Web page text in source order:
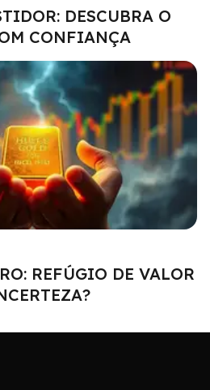
DESCUBRA O
CONFIANÇA
REFÚGIO DE VALOR